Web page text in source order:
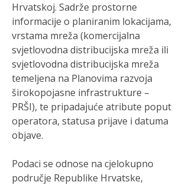
Hrvatskoj. Sadrže prostorne
informacije o planiranim lokacijama,
vrstama mreža (komercijalna
svjetlovodna distribucijska mreža ili
svjetlovodna distribucijska mreža
temeljena na Planovima razvoja
širokopojasne infrastrukture –
PRŠI), te pripadajuće atribute poput
operatora, statusa prijave i datuma
objave.
Podaci se odnose na cjelokupno
područje Republike Hrvatske,